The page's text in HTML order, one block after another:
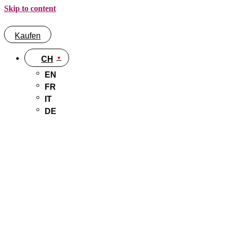
Skip to content
Kaufen
CH
EN
FR
IT
DE